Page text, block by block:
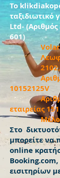
Το
ταξιδιωτικό
Ltd-
601)
2102,
Αριθμός
10152125V
Αριθμός
εταιρείας
Μέλος
Στο δικτυο
μπορείτε να
online
εισιτηρίων